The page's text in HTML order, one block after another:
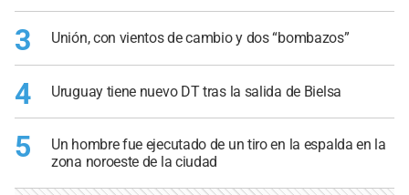
3 Unión, con vientos de cambio y dos “bombazos”
4 Uruguay tiene nuevo DT tras la salida de Bielsa
5
Un hombre fue ejecutado de un tiro en la espalda en la
zona noroeste de la ciudad